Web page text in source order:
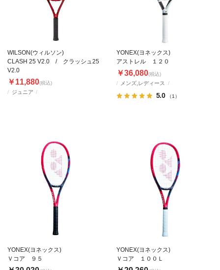
ジュニア
WILSON(ウィルソン)
CLASH 25 V2.0 / クラッシュ25
V2.0
￥11,880(税込) メンズ,レディース
5.0 （1）
YONEX(ヨネックス)
アストレル １２０
￥36,080(税込)
YONEX(ヨネックス)
Ｖコア ９５
YONEX(ヨネックス)
Ｖコア １００Ｌ